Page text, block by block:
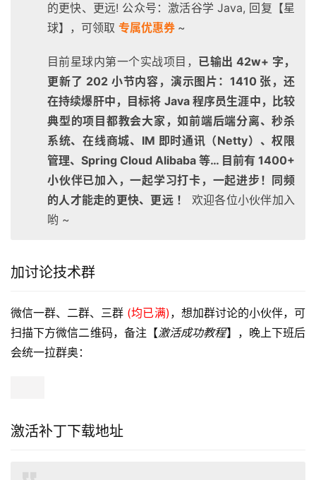
的更快、更远! 公众号：激活谷学 Java, 回复【星
球】，可领取 专属优惠券 ~
目前星球内第一个实战项目， 已输出 42w+ 字，
更新了 202 小节内容，演示图片：1410 张，还
在持续爆肝中，目标将 Java 程序员生涯中，比较
典型的项目都教会大家，如前端后端分离、秒杀
系统、在线商城、IM 即时通讯（Netty）、权限
管理、Spring Cloud Alibaba 等… 目前有 1400+
小伙伴已加入，一起学习打卡，一起进步！同频
的人才能走的更快、更远 ！
欢迎各位小伙伴加入
哟 ~
加讨论技术群
微信一群、二群、三群 (均已满) ，想加群讨论的小伙伴，可
扫描下方微信二维码，备注【激活成功教程】，晚上下班后
会统一拉群奥：
激活补丁下载地址